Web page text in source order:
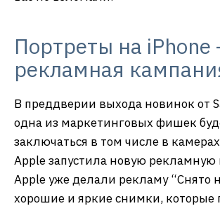
Портреты на iPhone
рекламная
В преддверии выхода новинок от
одна из маркетинговых фишек
заключаться в том числе в
Apple запустила новую
Apple уже делали рекламу “Снято
хорошие и яркие снимки, которые